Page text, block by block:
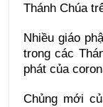
Thánh Chúa
Nhiều giáo
trong các
phát của
Chủng mới